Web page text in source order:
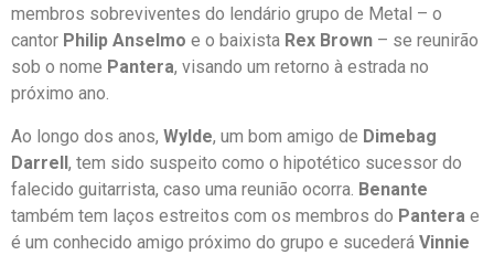
membros sobreviventes do lendário grupo de Metal – o
cantor Philip Anselmo e o baixista Rex Brown – se reunirão
sob o nome Pantera, visando um retorno à estrada no
próximo ano.
Ao longo dos anos, Wylde, um bom amigo de Dimebag
Darrell, tem sido suspeito como o hipotético sucessor do
falecido guitarrista, caso uma reunião ocorra. Benante
também tem laços estreitos com os membros do Pantera e
é um conhecido amigo próximo do grupo e sucederá Vinnie